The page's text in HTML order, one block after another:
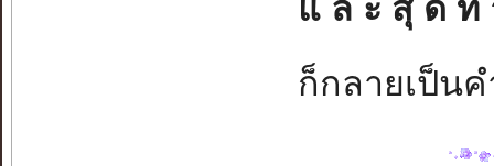
แ ล ะ สุ ด ท้
ก็กลายเป็น